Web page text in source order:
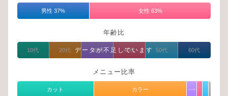
男性 37% 女性 63%
年齢比
データが不足しています
10代 20代 30代 40代 50代 60代
メニュー比率
カット カラー パーマ